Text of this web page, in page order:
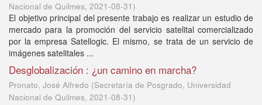
Nacional de Quilmes, 2021-08-31)
El objetivo principal del presente trabajo es realizar un estudio de
mercado para la promoción del servicio satelital comercializado
por la empresa Satellogic. El mismo, se trata de un servicio de
imágenes satelitales ...
Desglobalización : ¿un camino en marcha?
Pronato, José Alfredo (Secretaría de Posgrado, Universidad
Nacional de Quilmes, 2021-08-31)